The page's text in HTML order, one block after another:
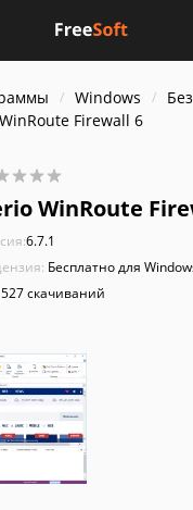
Windows
Firewall 6
WinRoute
6.7.1
Бесплатно для
527 скачиваний